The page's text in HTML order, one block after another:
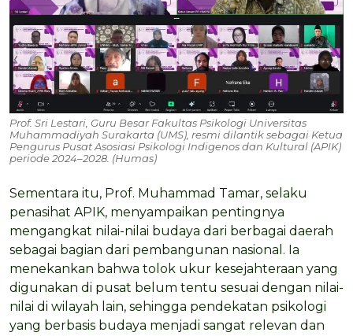
Prof. Sri Lestari, Guru Besar Fakultas Psikologi Universitas
Muhammadiyah Surakarta (UMS), resmi dilantik sebagai Ketua
Pengurus Pusat Asosiasi Psikologi Indigenos dan Kultural (APIK)
periode 2024–2028. (Humas)
Sementara itu, Prof. Muhammad Tamar, selaku
penasihat APIK, menyampaikan pentingnya
mengangkat nilai-nilai budaya dari berbagai daerah
sebagai bagian dari pembangunan nasional. Ia
menekankan bahwa tolok ukur kesejahteraan yang
digunakan di pusat belum tentu sesuai dengan nilai-
nilai di wilayah lain, sehingga pendekatan psikologi
yang berbasis budaya menjadi sangat relevan dan